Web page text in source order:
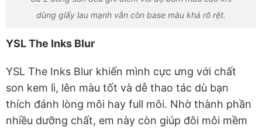
dùng giấy lau mạnh vẫn còn base màu khá rõ rệt.
YSL The Inks Blur
YSL The Inks Blur khiến mình cực ưng với chất
son kem lì, lên màu tốt và dễ thao tác dù bạn
thích đánh lòng môi hay full môi. Nhờ thành phần
nhiều dưỡng chất, em này còn giúp đôi môi mềm